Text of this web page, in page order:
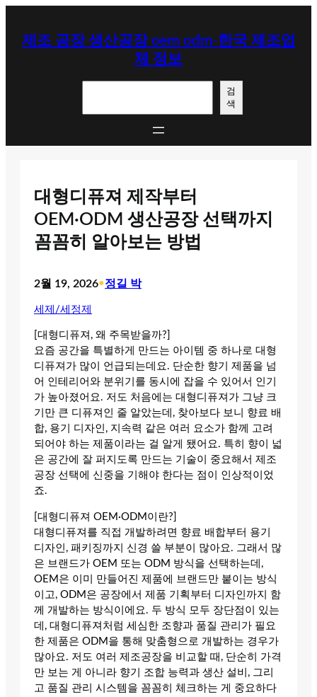
제조 공장 생산공장 oem odm-한국 제조업
체 정보
검
색
대형디퓨져 제작부터
OEM·ODM 생산공장 선택까지
꼼꼼히 알아보는 방법
2월 19, 2026•정길 박
세제/세정제
[대형디퓨져, 왜 주목받을까?]
요즘 공간을 특별하게 만드는 아이템 중 하나로 대형
디퓨져가 많이 언급되는데요. 단순한 향기 제품을 넘
어 인테리어와 분위기를 동시에 잡을 수 있어서 인기
가 높아졌어요. 저도 처음에는 대형디퓨져가 그냥 크
기만 큰 디퓨져인 줄 알았는데, 찾아보다 보니 향료 배
합, 용기 디자인, 지속력 같은 여러 요소가 함께 고려
되어야 하는 제품이라는 걸 알게 됐어요. 특히 향이 넓
은 공간에 잘 퍼지도록 만드는 기술이 중요해서 제조
공장 선택에 신중을 기해야 한다는 점이 인상적이었
죠.
[대형디퓨져 OEM·ODM이란?]
대형디퓨져를 직접 개발하려면 향료 배합부터 용기
디자인, 패키징까지 신경 쓸 부분이 많아요. 그래서 많
은 브랜드가 OEM 또는 ODM 방식을 선택하는데,
OEM은 이미 만들어진 제품에 브랜드만 붙이는 방식
이고, ODM은 공장에서 제품 기획부터 디자인까지 함
께 개발하는 방식이에요. 두 방식 모두 장단점이 있는
데, 대형디퓨져처럼 세심한 조향과 품질 관리가 필요
한 제품은 ODM을 통해 맞춤형으로 개발하는 경우가
많아요. 저도 여러 제조공장을 비교할 때, 단순히 가격
만 보는 게 아니라 향기 조합 능력과 생산 설비, 그리
고 품질 관리 시스템을 꼼꼼히 체크하는 게 중요하다